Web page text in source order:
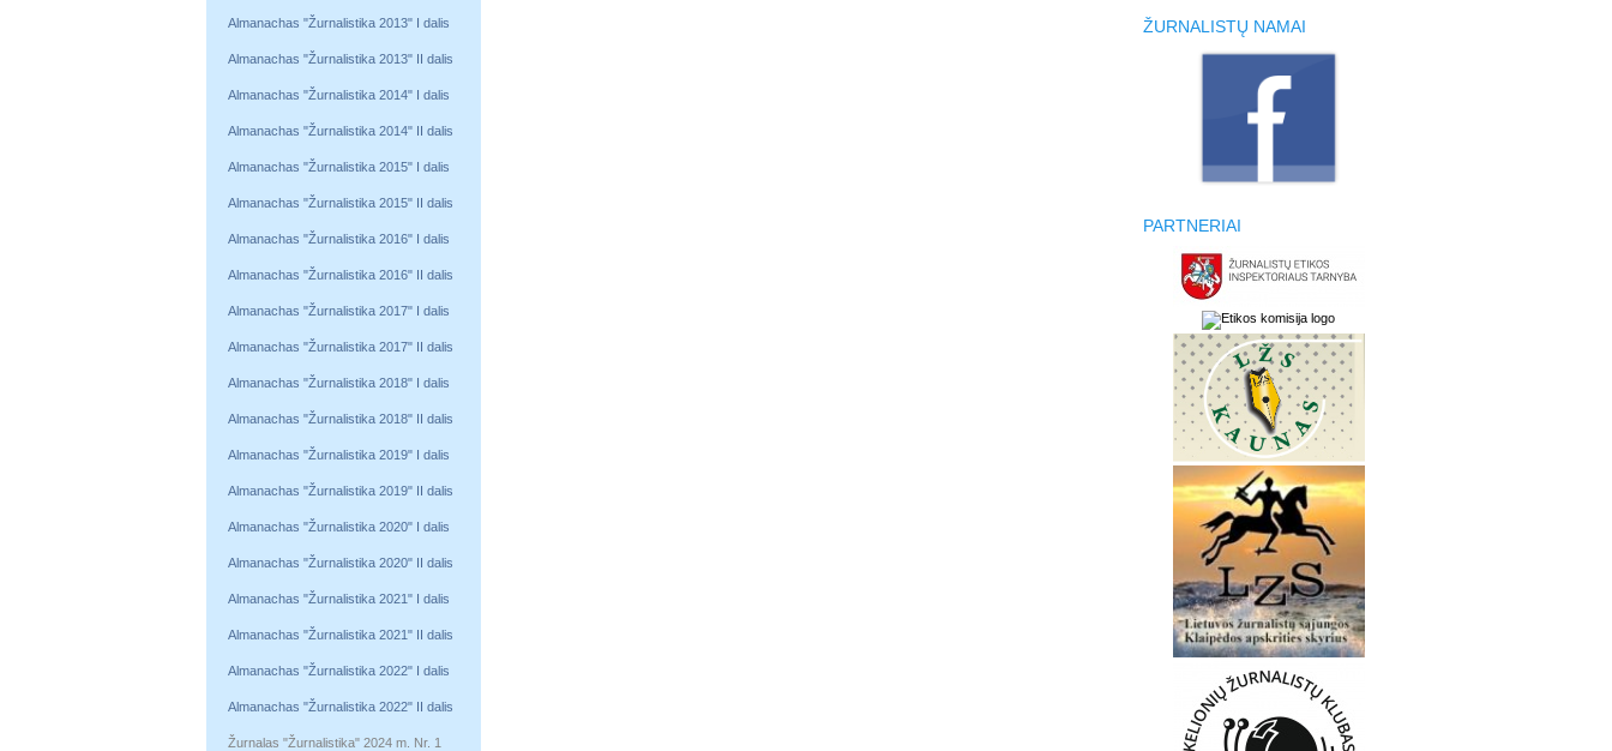
Almanachas "Žurnalistika 2013" I dalis
Almanachas "Žurnalistika 2013" II dalis
Almanachas "Žurnalistika 2014" I dalis
Almanachas "Žurnalistika 2014" II dalis
Almanachas "Žurnalistika 2015" I dalis
Almanachas "Žurnalistika 2015" II dalis
Almanachas "Žurnalistika 2016" I dalis
Almanachas "Žurnalistika 2016" II dalis
Almanachas "Žurnalistika 2017" I dalis
Almanachas "Žurnalistika 2017" II dalis
Almanachas "Žurnalistika 2018" I dalis
Almanachas "Žurnalistika 2018" II dalis
Almanachas "Žurnalistika 2019" I dalis
Almanachas "Žurnalistika 2019" II dalis
Almanachas "Žurnalistika 2020" I dalis
Almanachas "Žurnalistika 2020" II dalis
Almanachas "Žurnalistika 2021" I dalis
Almanachas "Žurnalistika 2021" II dalis
Almanachas "Žurnalistika 2022" I dalis
Almanachas "Žurnalistika 2022" II dalis
Žurnalas "Žurnalistika" 2024 m. Nr. 1
ŽURNALISTŲ NAMAI
PARTNERIAI